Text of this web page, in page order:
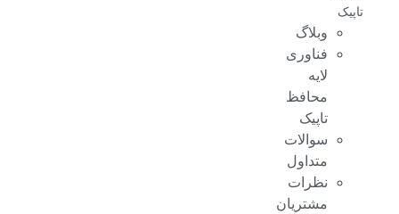
تاپیک
وبلاگ
فناوری
لایه
محافظ
تاپیک
سوالات
متداول
نظرات
مشتریان